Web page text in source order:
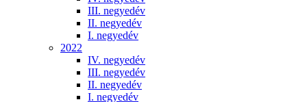
III. negyedév
II. negyedév
I. negyedév
2022
IV. negyedév
III. negyedév
II. negyedév
I. negyedév